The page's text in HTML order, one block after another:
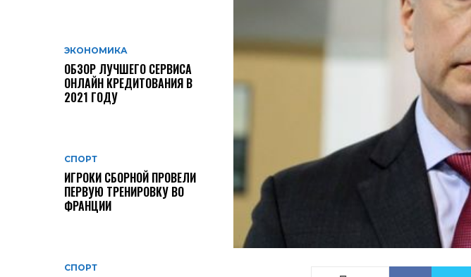
ЭКОНОМИКА
ОБЗОР ЛУЧШЕГО СЕРВИСА
ОНЛАЙН КРЕДИТОВАНИЯ В
2021 ГОДУ
СПОРТ
ИГРОКИ СБОРНОЙ ПРОВЕЛИ
ПЕРВУЮ ТРЕНИРОВКУ ВО
ФРАНЦИИ
СПОРТ